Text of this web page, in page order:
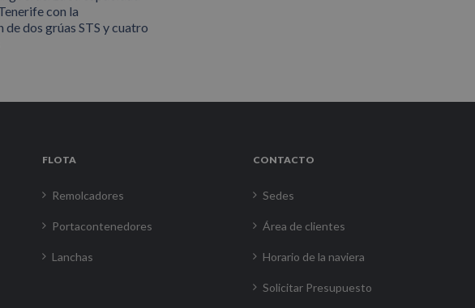
con la
dos grúas STS y cuatro
FLOTA
Remolcadores
Portacontenedores
Lanchas
CONTACTO
Sedes
Área de clientes
Horario de la naviera
Solicitar Presupuesto